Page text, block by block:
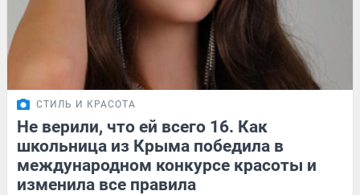
СТИЛЬ И КРАСОТА
Не верили, что ей всего 16. Как
школьница из Крыма победила в
международном конкурсе красоты и
изменила все правила